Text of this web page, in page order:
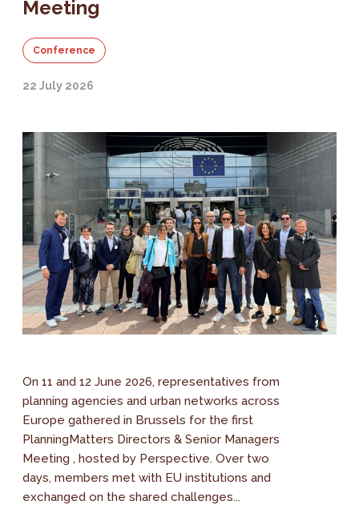
Meeting
Conference
22 July 2026
On 11 and 12 June 2026, representatives from
planning agencies and urban networks across
Europe gathered in Brussels for the first
PlanningMatters Directors & Senior Managers
Meeting , hosted by Perspective. Over two
days, members met with EU institutions and
exchanged on the shared challenges...